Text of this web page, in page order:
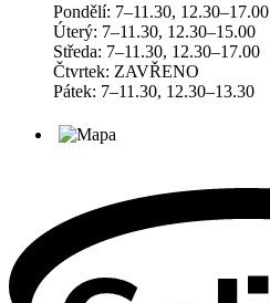
Pondělí: 7–11.30, 12.30–17.00
Úterý: 7–11.30, 12.30–15.00
Středa: 7–11.30, 12.30–17.00
Čtvrtek: ZAVŘENO
Pátek: 7–11.30, 12.30–13.30